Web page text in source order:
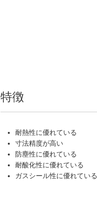
特徴
耐熱性に優れている
寸法精度が高い
防塵性に優れている
耐酸化性に優れている
ガスシール性に優れている